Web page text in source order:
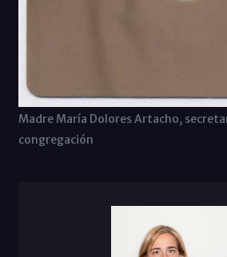
Madre María Dolores Artacho,
congregación